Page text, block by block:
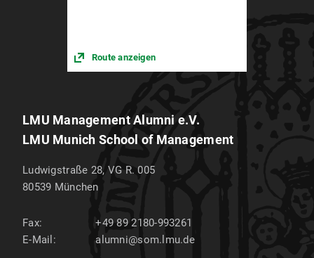
Route anzeigen
LMU Management Alumni e.V.
LMU Munich School of Management
Ludwigstraße 28, VG R. 005
80539 München
Fax:
+49 89 2180-993261
E-Mail:
alumni@som.lmu.de